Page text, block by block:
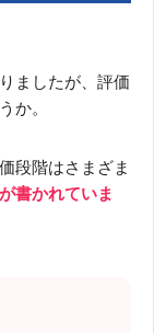
ましたが、評価
か。
段階はさまざま
書かれていま